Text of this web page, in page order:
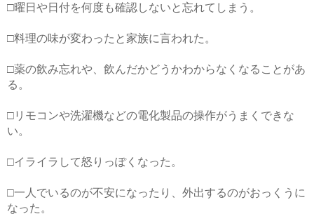
□曜日や日付を何度も確認しないと忘れてしまう。
□料理の味が変わったと家族に言われた。
□薬の飲み忘れや、飲んだかどうかわからなくなることがあ
る。
□リモコンや洗濯機などの電化製品の操作がうまくできな
い。
□イライラして怒りっぽくなった。
□一人でいるのが不安になったり、外出するのがおっくうに
なった。